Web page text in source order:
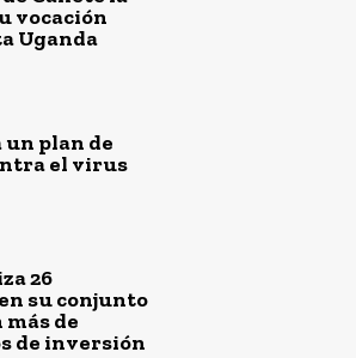
vocación
Uganda
un plan de
el virus
26
su conjunto
de
de inversión